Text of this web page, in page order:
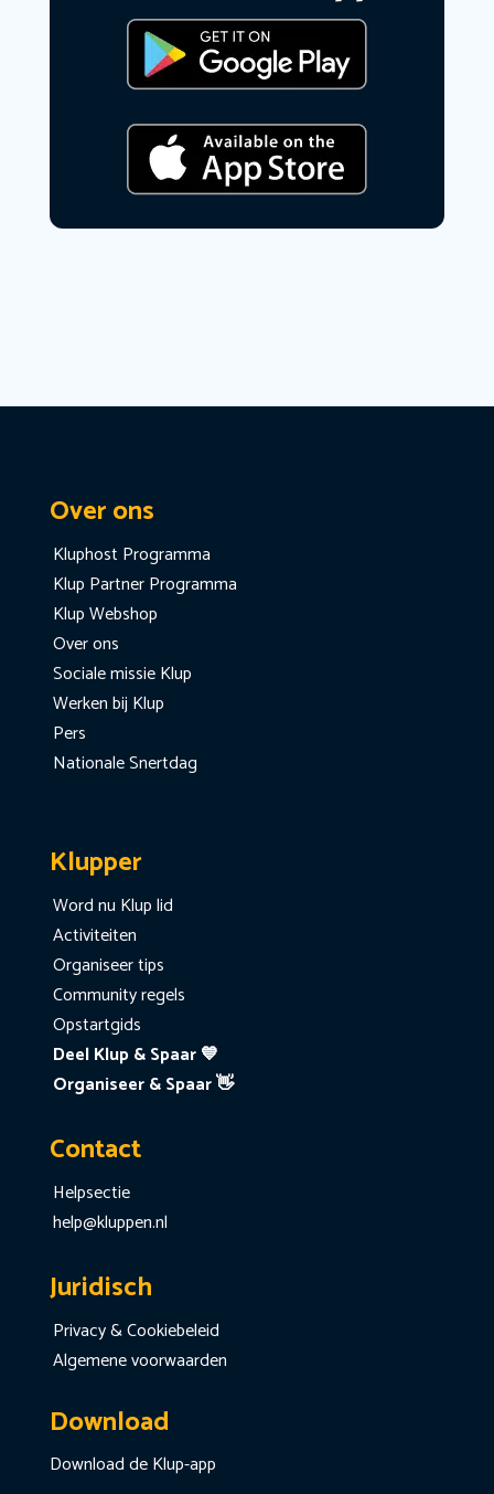
Over ons
Kluphost Programma
Klup Partner Programma
Klup Webshop
Over ons
Sociale missie Klup
Werken bij Klup
Pers
Nationale Snertdag
Klupper
Word nu Klup lid
Activiteiten
Organiseer tips
Community regels
Opstartgids
Deel Klup & Spaar 💙
Organiseer & Spaar 👋
Contact
Helpsectie
help@kluppen.nl
Juridisch
Privacy & Cookiebeleid
Algemene voorwaarden
Download
Download de Klup-app